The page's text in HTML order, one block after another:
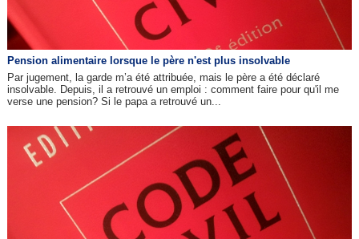
Pension alimentaire lorsque le père n'est plus insolvable
Par jugement, la garde m’a été attribuée, mais le père a été déclaré
insolvable. Depuis, il a retrouvé un emploi : comment faire pour qu'il me
verse une pension? Si le papa a retrouvé un...